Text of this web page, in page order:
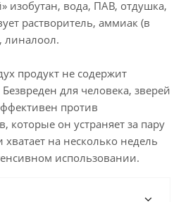
изобутан, вода, ПАВ, отдушка,
растворитель, аммиак (в
линалоол.
продукт не содержит
для человека, зверей
против
которые он устраняет за пару
на несколько недель
использовании.